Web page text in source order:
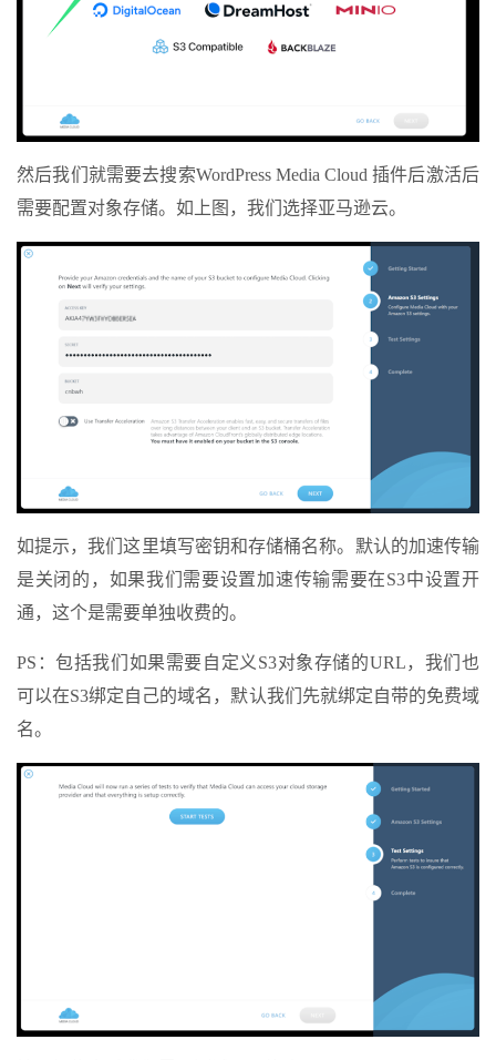
然后我们就需要去搜索WordPress Media Cloud 插件后激活后
需要配置对象存储。如上图，我们选择亚马逊云。
如提示，我们这里填写密钥和存储桶名称。默认的加速传输
是关闭的，如果我们需要设置加速传输需要在S3中设置开
通，这个是需要单独收费的。
PS：包括我们如果需要自定义S3对象存储的URL，我们也
可以在S3绑定自己的域名，默认我们先就绑定自带的免费域
名。